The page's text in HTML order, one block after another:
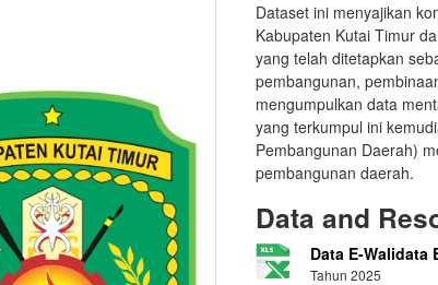
Dataset ini menyajikan
Kabupaten Kutai Timur
yang telah ditetapkan
pembangunan,
mengumpulkan data
yang terkumpul ini
Pembangunan Daerah)
pembangunan daerah.
Data and
Data E-Walidata
Tahun 2025